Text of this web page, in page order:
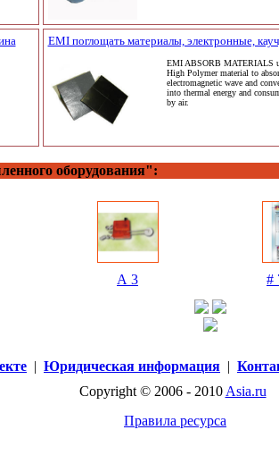
EMI поглощать материалы, электронные,
EMI ABSORB MATERIALS
High Polymer material to
electromagnetic wave and
into thermal energy and
by air.
оборудования":
А 3 #
| Юридическая информация |
Copyright © 2006 - 2010 Asia.ru
Правила ресурса